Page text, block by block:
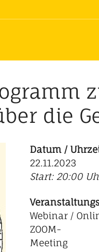
die
Datum /
22.11.2023
Start: 20:00
Webinar /
ZOOM-
Meeting